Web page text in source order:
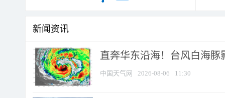
新闻资讯
直奔华东沿海！台风白海豚
中国天气网 2026-08-06 11:30